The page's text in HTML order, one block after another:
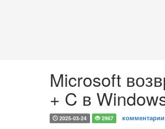
Microsoft
+ C в
2025-03-24 2967 комментарии